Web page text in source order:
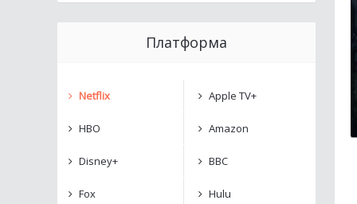
Платформа
Netflix Apple TV+
HBO Amazon
Disney+ BBC
Fox Hulu